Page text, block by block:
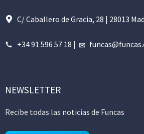
C/ Caballero de Gracia, 28 | 28013
+34 91 596 57 18 |
NEWSLETTER
Recibe todas las noticias de Funcas